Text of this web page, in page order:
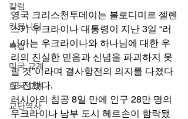
칼럼
커뮤니티
특집
미국 교계
한국 교계
교단역사
영국 크리스천투데이는 볼로디미르 젤렌
스키 우크라이나 대통령이 지난 3일 “러
시아는 우크라이나와 하나님에 대한 우
리의 진실한 믿음과 신념을 파괴하지 못
할 것”이라며 결사항전의 의지를 다졌다
고 전했다.
러시아의 침공 8일 만에 인구 28만 명의
우크라이나 남부 도시 헤르손이 함락됐